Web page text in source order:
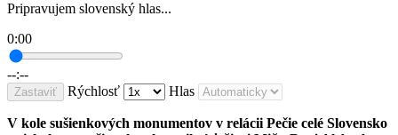
Pripravujem slovenský hlas...
0:00
--:--
Zastaviť Rýchlosť Hlas
V kole sušienkových monumentov v relácii Pečie celé Slovensko